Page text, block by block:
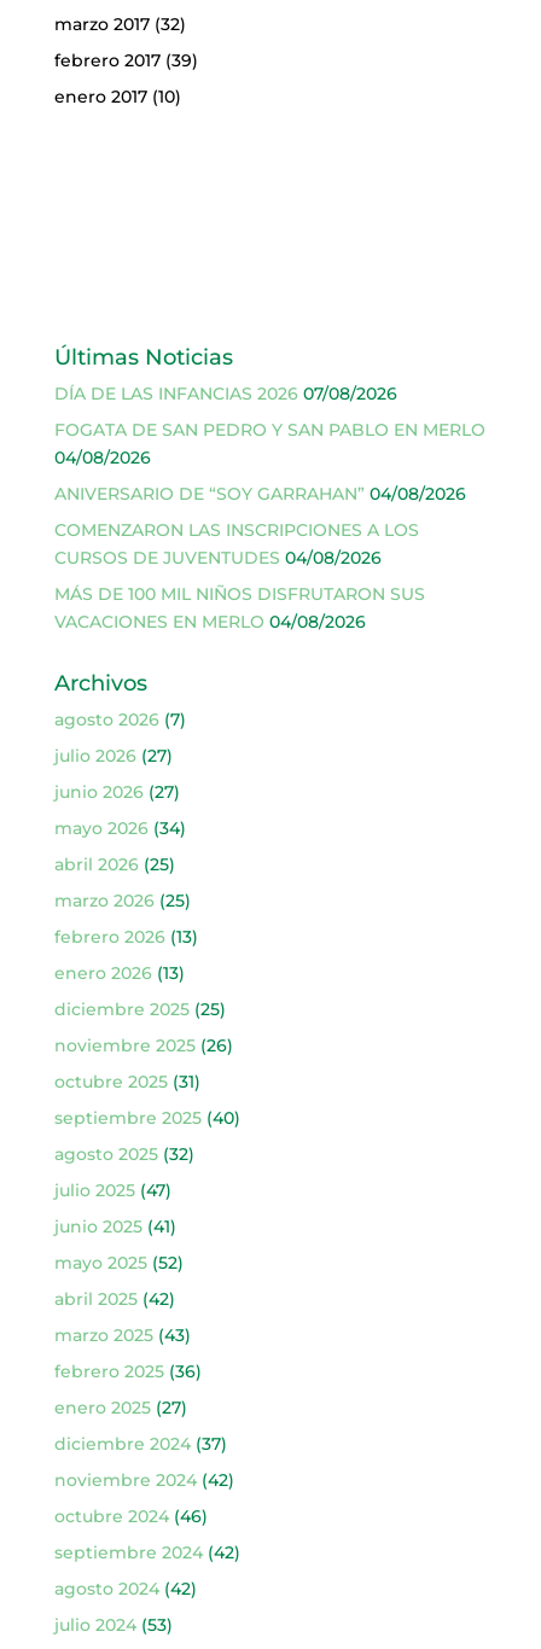
marzo 2017(32)
febrero 2017(39)
enero 2017(10)
Últimas Noticias
DÍA DE LAS INFANCIAS 2026 07/08/2026
FOGATA DE SAN PEDRO Y SAN PABLO EN MERLO
04/08/2026
ANIVERSARIO DE “SOY GARRAHAN” 04/08/2026
COMENZARON LAS INSCRIPCIONES A LOS
CURSOS DE JUVENTUDES 04/08/2026
MÁS DE 100 MIL NIÑOS DISFRUTARON SUS
VACACIONES EN MERLO 04/08/2026
Archivos
agosto 2026(7)
julio 2026(27)
junio 2026(27)
mayo 2026(34)
abril 2026(25)
marzo 2026(25)
febrero 2026(13)
enero 2026(13)
diciembre 2025(25)
noviembre 2025(26)
octubre 2025(31)
septiembre 2025(40)
agosto 2025(32)
julio 2025(47)
junio 2025(41)
mayo 2025(52)
abril 2025(42)
marzo 2025(43)
febrero 2025(36)
enero 2025(27)
diciembre 2024(37)
noviembre 2024(42)
octubre 2024(46)
septiembre 2024(42)
agosto 2024(42)
julio 2024(53)